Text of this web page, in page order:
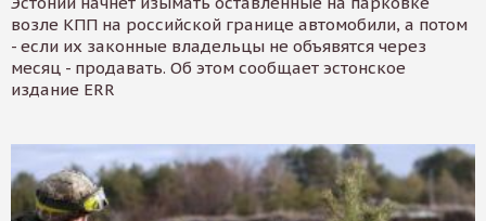
возле КПП на российской границе автомобили, а потом
- если их законные владельцы не объявятся через
месяц - продавать. Об этом сообщает эстонское
издание ERR